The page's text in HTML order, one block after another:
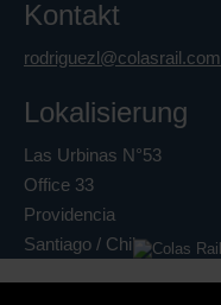
Kontakt
rodriguezl@colasrail.com
Lokalisierung
Las Urbinas N°53
Office 33
Providencia
Santiago / Chile